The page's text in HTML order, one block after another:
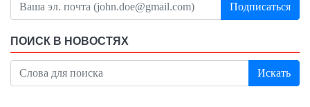
Подписаться
ПОИСК В НОВОСТЯХ
Искать